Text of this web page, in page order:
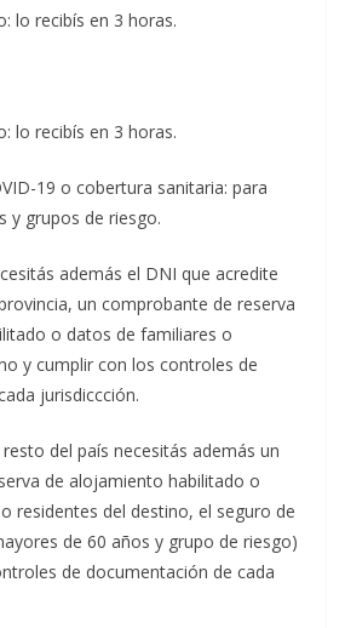
lo recibís en 3 horas.
lo recibís en 3 horas.
19 o cobertura sanitaria: para
y grupos de riesgo.
además el DNI que acredite
un comprobante de reserva
o datos de familiares o
y cumplir con los controles de
jurisdiccción.
del país necesitás además un
de alojamiento habilitado o
residentes del destino, el seguro de
de 60 años y grupo de riesgo)
de documentación de cada